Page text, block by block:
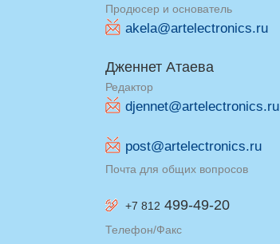
Продюсер и основатель
akela@artelectronics.ru
Дженнет Атаева
Редактор
djennet@artelectronics.ru
post@artelectronics.ru
Почта для общих вопросов
+7 812 499-49-20
Телефон/Факс